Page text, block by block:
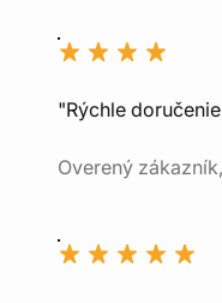
"Rýchle
Overený